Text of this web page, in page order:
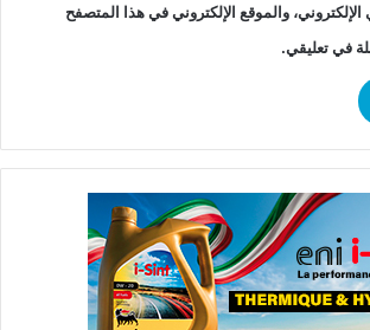
والموقع الإلكتروني في هذا المتصفح
في تعليقي.